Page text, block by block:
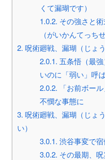
くて漏瑚です）
1.0.2. その強さと
（がいかんてっち
2. 呪術廻戦、漏瑚（じょ
2.0.1. 五条悟（最
いのに「弱い」呼
2.0.2. 「お前ボー
不憫な事態に
3. 呪術廻戦、漏瑚（じょ
い）
3.0.1. 渋谷事変で
3.0.2. その最期、